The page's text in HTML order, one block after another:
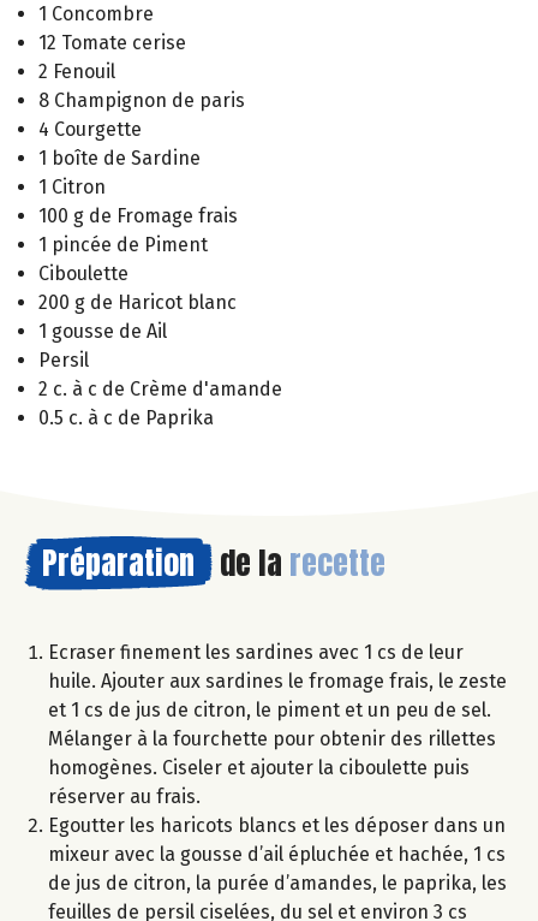
1 Concombre
12 Tomate cerise
2 Fenouil
8 Champignon de paris
4 Courgette
1 boîte de Sardine
1 Citron
100 g de Fromage frais
1 pincée de Piment
Ciboulette
200 g de Haricot blanc
1 gousse de Ail
Persil
2 c. à c de Crème d'amande
0.5 c. à c de Paprika
Préparation de la recette
Ecraser finement les sardines avec 1 cs de leur
huile. Ajouter aux sardines le fromage frais, le zeste
et 1 cs de jus de citron, le piment et un peu de sel.
Mélanger à la fourchette pour obtenir des rillettes
homogènes. Ciseler et ajouter la ciboulette puis
réserver au frais.
Egoutter les haricots blancs et les déposer dans un
mixeur avec la gousse d’ail épluchée et hachée, 1 cs
de jus de citron, la purée d’amandes, le paprika, les
feuilles de persil ciselées, du sel et environ 3 cs